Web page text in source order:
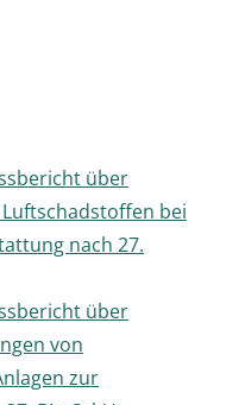
über
bei
nach 27.
über
von
zur